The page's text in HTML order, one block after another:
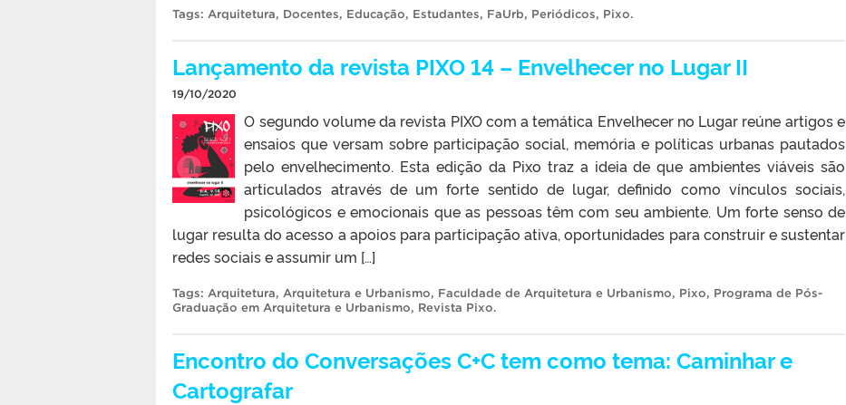
Tags: Arquitetura, Docentes, Educação, Estudantes, FaUrb, Periódicos, Pixo.
Lançamento da revista PIXO 14 – Envelhecer no Lugar II
19/10/2020
O segundo volume da revista PIXO com a temática Envelhecer no Lugar reúne artigos e
ensaios que versam sobre participação social, memória e políticas urbanas pautados
pelo envelhecimento. Esta edição da Pixo traz a ideia de que ambientes viáveis são
articulados através de um forte sentido de lugar, definido como vínculos sociais,
psicológicos e emocionais que as pessoas têm com seu ambiente. Um forte senso de
lugar resulta do acesso a apoios para participação ativa, oportunidades para construir e sustentar
redes sociais e assumir um […]
Tags: Arquitetura, Arquitetura e Urbanismo, Faculdade de Arquitetura e Urbanismo, Pixo, Programa de Pós-
Graduação em Arquitetura e Urbanismo, Revista Pixo.
Encontro do Conversações C+C tem como tema: Caminhar e
Cartografar